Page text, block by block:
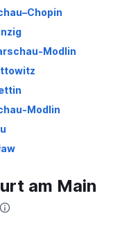
Modlin
Modlin
am Main